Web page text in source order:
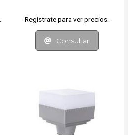
Regístrate para ver precios.
Consultar